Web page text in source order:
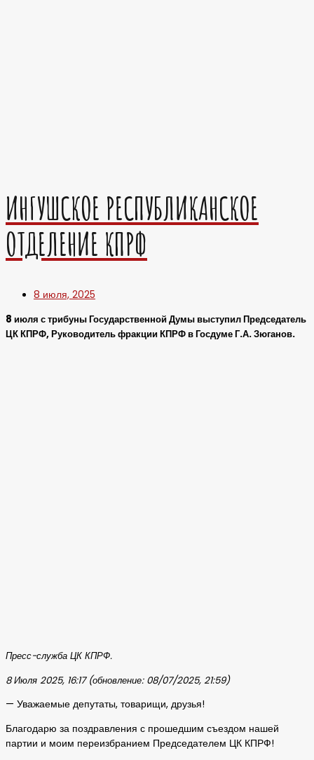
ИНГУШСКОЕ РЕСПУБЛИКАНСКОЕ
ОТДЕЛЕНИЕ КПРФ
8 июля, 2025
8 июля с трибуны Государственной Думы выступил Председатель
ЦК КПРФ, Руководитель фракции КПРФ в Госдуме Г.А. Зюганов.
Пресс-служба ЦК КПРФ.
8 Июля 2025, 16:17 (обновление: 08/07/2025, 21:59)
— Уважаемые депутаты, товарищи, друзья!
Благодарю за поздравления с прошедшим съездом нашей
партии и моим переизбранием Председателем ЦК КПРФ!